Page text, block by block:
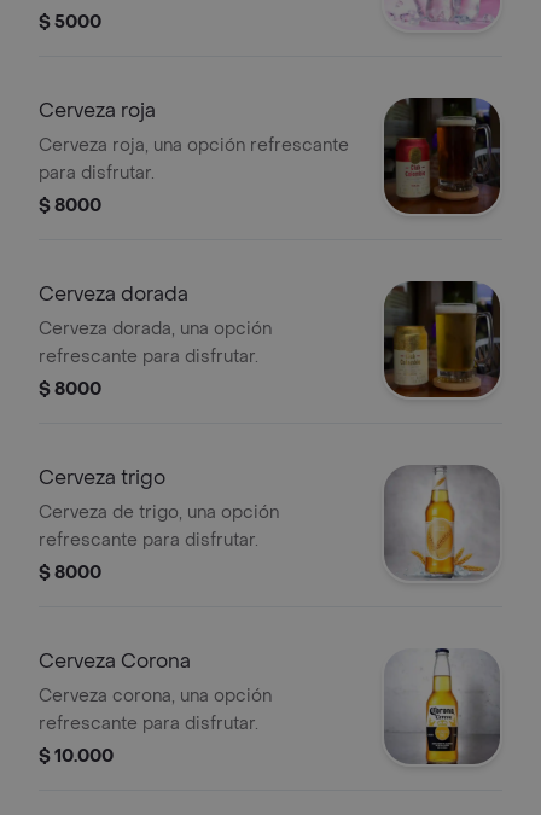
$ 5000
Cerveza roja
Cerveza roja, una opción refrescante
para disfrutar.
$ 8000
Cerveza dorada
Cerveza dorada, una opción
refrescante para disfrutar.
$ 8000
Cerveza trigo
Cerveza de trigo, una opción
refrescante para disfrutar.
$ 8000
Cerveza Corona
Cerveza corona, una opción
refrescante para disfrutar.
$ 10.000